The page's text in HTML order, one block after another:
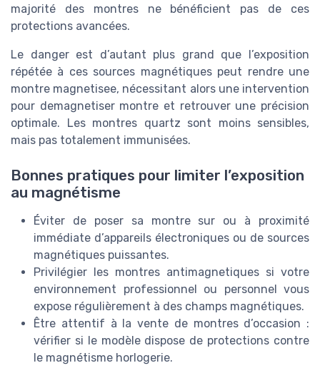
majorité des montres ne bénéficient pas de ces
protections avancées.
Le danger est d’autant plus grand que l’exposition
répétée à ces sources magnétiques peut rendre une
montre magnetisee, nécessitant alors une intervention
pour demagnetiser montre et retrouver une précision
optimale. Les montres quartz sont moins sensibles,
mais pas totalement immunisées.
Bonnes pratiques pour limiter l’exposition
au magnétisme
Éviter de poser sa montre sur ou à proximité
immédiate d’appareils électroniques ou de sources
magnétiques puissantes.
Privilégier les montres antimagnetiques si votre
environnement professionnel ou personnel vous
expose régulièrement à des champs magnétiques.
Être attentif à la vente de montres d’occasion :
vérifier si le modèle dispose de protections contre
le magnétisme horlogerie.